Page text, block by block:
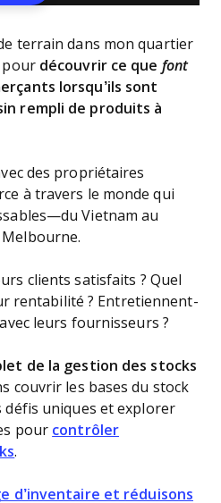
de terrain dans mon quartier
pour découvrir ce que font
lorsqu’ils sont
rempli de produits à
des propriétaires
à travers le monde qui
Vietnam au
clients satisfaits ? Quel
rentabilité ? Entretiennent-
leurs fournisseurs ?
de la gestion des stocks
couvrir les bases du stock
défis uniques et explorer
pour contrôler
.
d’inventaire et réduisons